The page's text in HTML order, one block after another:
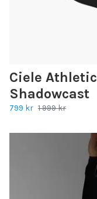
Ciele
Shadowcast
799 kr 1 999 kr